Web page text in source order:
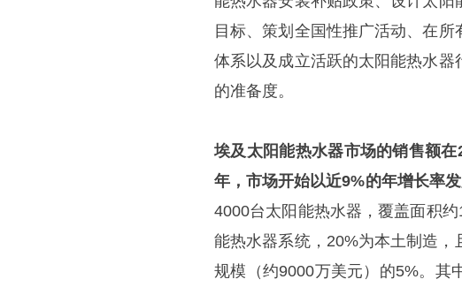
目标、策划全国性推广活动、在
体系以及成立活跃的太阳能热水
的准备度。
埃及太阳能热水器市场的销售额
年，市场开始以近9%的年增长率发
4000台太阳能热水器，覆盖面积
能热水器系统，20%为本土制造
规模（约9000万美元）的5%。其